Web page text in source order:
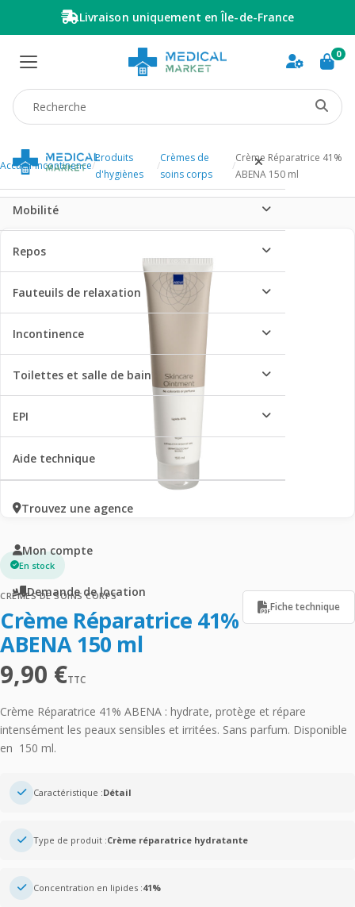
Livraison uniquement en Île-de-France
Recherche produit
0
Mobilité
Repos
Fauteuils de relaxation
Incontinence
Toilettes et salle de bain
EPI
Aide technique
Trouvez une agence
Mon compte
Demande de location
Accueil/Incontinence/
Produits
d'hygiènes
/
Crèmes de
soins corps
/
Crème Réparatrice 41%
ABENA 150 ml
En stock
CRÈMES DE SOINS CORPS
Crème Réparatrice 41%
ABENA 150 ml
Fiche technique
9,90 €TTC
Crème Réparatrice 41% ABENA : hydrate, protège et répare
intensément les peaux sensibles et irritées. Sans parfum. Disponible
en 150 ml.
Caractéristique :Détail
Type de produit :Crème réparatrice hydratante
Concentration en lipides :41%